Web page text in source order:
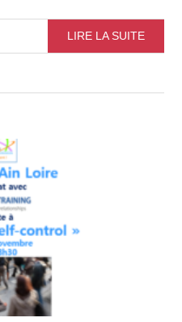
LIRE LA SUITE